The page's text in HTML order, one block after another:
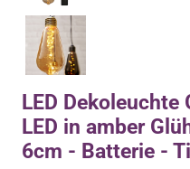
LED
LED in amber
6cm - Batterie -